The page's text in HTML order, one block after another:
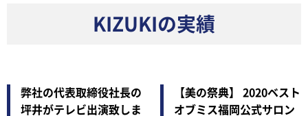
KIZUKIの実績
弊社の代表取締役社長の
坪井がテレビ出演致しま
【美の祭典】 2020ベスト
オブミス福岡公式サロン